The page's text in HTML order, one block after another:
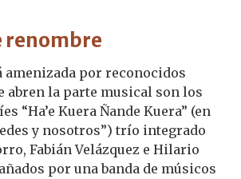
renombre
amenizada por reconocidos
abren la parte musical son los
“Ha’e Kuera Ñande Kuera” (en
y nosotros”) trío integrado
Fabián Velázquez e Hilario
por una banda de músicos